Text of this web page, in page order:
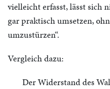
vielleicht erfasst, lässt sich
gar praktisch umsetzen,
umzustürzen“.
Vergleich dazu:
Der Widerstand des